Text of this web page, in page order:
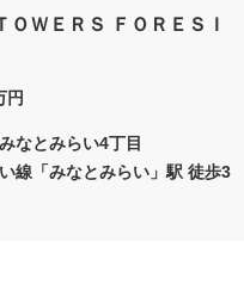
ＯＷＥＲＳ ＦＯＲＥＳＩ
円
なとみらい4丁目
線「みなとみらい」駅 徒歩3